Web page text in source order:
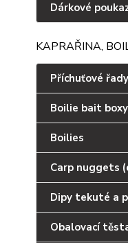
Dárkové
KAPRAŘINA,
Příchuťové řady
Boilie bait boxy
Boilies
Carp nuggets
Dipy tekuté a
Obalovací